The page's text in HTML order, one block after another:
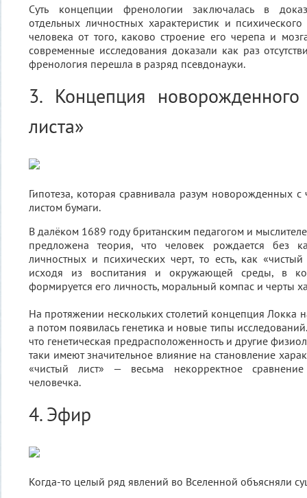
Суть концепции френологии заключалась в
отдельных личностных характеристик и
человека от того, каково строение его черепа и
современные исследования доказали как раз
френология перешла в разряд псевдонауки.
3. Концепция новорожденного
листа»
Гипотеза, которая сравнивала разум новорожденных
листом бумаги.
В далёком 1689 году британским педагогом и
предложена теория, что человек рождается без
личностных и психических черт, то есть, как
исходя из воспитания и окружающей среды, в
формируется его личность, моральный компас и черты
На протяжении нескольких столетий концепция Локка
а потом появилась генетика и новые типы
что генетическая предрасположенность и другие
таки имеют значительное влияние на становление
«чистый лист» — весьма некорректное
человечка.
4. Эфир
Когда-то целый ряд явлений во Вселенной объясняли